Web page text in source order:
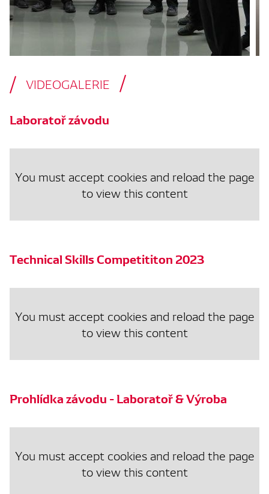
VIDEOGALERIE
Laboratoř závodu
You must accept cookies and reload the page
to view this content
Technical Skills Competititon 2023
You must accept cookies and reload the page
to view this content
Prohlídka závodu - Laboratoř & Výroba
You must accept cookies and reload the page
to view this content